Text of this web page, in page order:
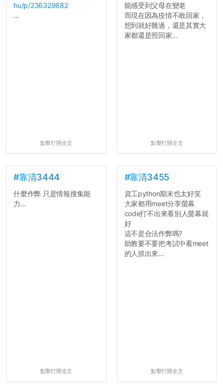
hu/p/236329882
...
點擊打開全文
能感受到父母在變老
而現在因為疫情不敢回家，
想到就好難過，還是其實大
家都還是照回家...
點擊打開全文
#靠清3444
什麼作弊 只是情報搜集能
力...
點擊打開全文
#靠清3455
資工python期末也太好笑
大家都用meet分享螢幕
code打不出來看別人螢幕就
好
這不是合法作弊嗎?
助教要不要把考試中看meet
的人抓出來...
點擊打開全文